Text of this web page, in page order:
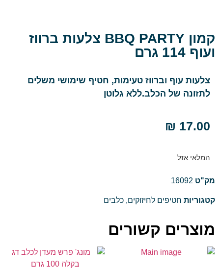
קמון BBQ PARTY צלעות ברווז
ועוף 114 גרם
צלעות עוף וברווז טעימות, חטיף שימושי משלים
לתזונה של הכלב.ללא גלוטן
₪ 17.00
המלאי אזל
מק"ט 16092
קטגוריות חטיפים לחיזוקים, כלבים
מוצרים קשורים